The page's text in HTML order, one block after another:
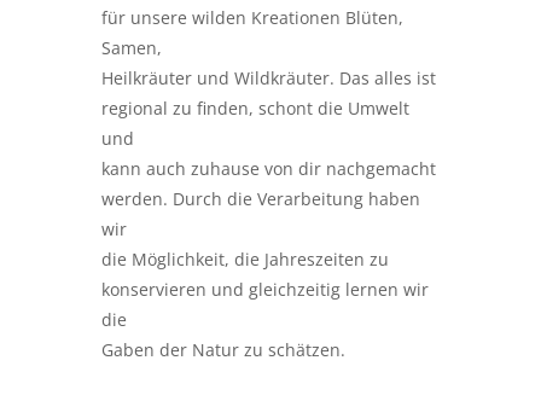
für unsere wilden Kreationen Blüten,
Samen,
Heilkräuter und Wildkräuter. Das alles ist
regional zu finden, schont die Umwelt
und
kann auch zuhause von dir nachgemacht
werden. Durch die Verarbeitung haben
wir
die Möglichkeit, die Jahreszeiten zu
konservieren und gleichzeitig lernen wir
die
Gaben der Natur zu schätzen.